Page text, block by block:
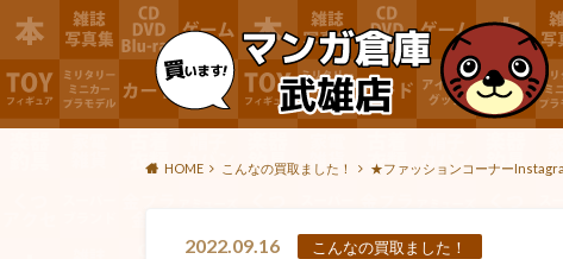
HOME こんなの買取ました！ ★ファッションコーナー
2022.09.16 こんなの買取ました！